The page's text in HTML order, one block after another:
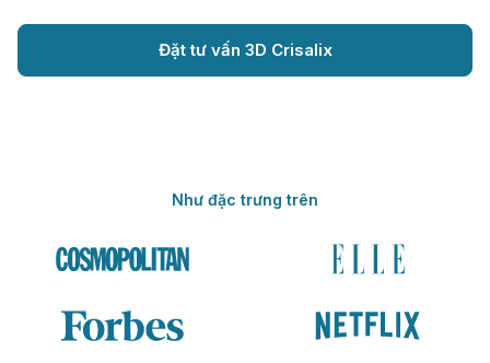
Đặt tư vấn 3D Crisalix
Như đặc trưng trên